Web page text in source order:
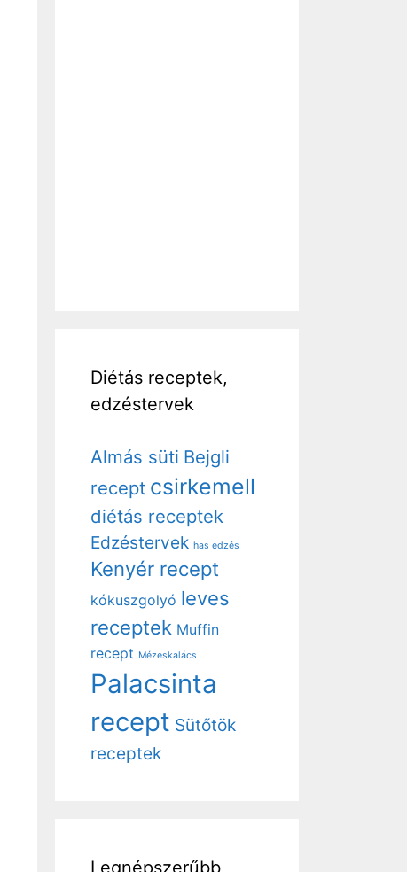
Diétás receptek,
edzéstervek
Almás süti Bejgli
recept csirkemell
diétás receptek
Edzéstervek has edzés
Kenyér recept
kókuszgolyó leves
receptek Muffin
recept Mézeskalács
Palacsinta
recept Sütőtök
receptek
Legnépszerűbb